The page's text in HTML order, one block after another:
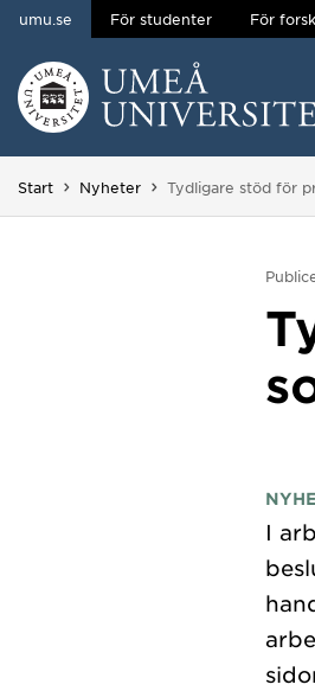
Hoppa direkt till innehållet
umu.se För studenter För
Start Nyheter Du är här:
Tydligare stöd för
I